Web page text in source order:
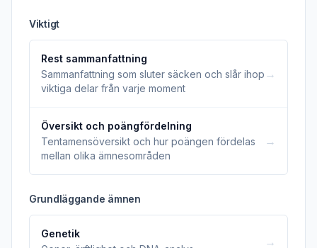
Viktigt
Rest sammanfattning
Sammanfattning som sluter säcken och slår ihop
viktiga delar från varje moment
→
Översikt och poängfördelning
Tentamensöversikt och hur poängen fördelas
mellan olika ämnesområden
→
Grundläggande ämnen
Genetik
→